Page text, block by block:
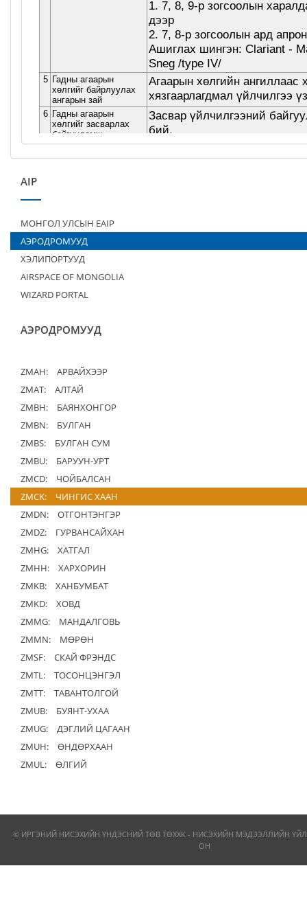
AIP
МОНГОЛ УЛСЫН EAIP
АЭРОДРОМУУД
ХЭЛИПОРТУУД
AIRSPACE OF MONGOLIA
WIZARD PORTAL
АЭРОДРОМУУД
ZMAH:
АРВАЙХЭЭР
ZMAT:
АЛТАЙ
ZMBH:
БАЯНХОНГОР
ZMBN:
БУЛГАН
ZMBS:
БУЛГАН СУМ
ZMBU:
БАРУУН-УРТ
ZMCD:
ЧОЙБАЛСАН
ZMCK:
ЧИНГИС ХААН
ZMDN:
ОТГОНТЭНГЭР
ZMDZ:
ГУРВАНСАЙХАН
ZMHG:
ХАТГАЛ
ZMHH:
ХАРХОРИН
ZMKB:
ХАНБУМБАТ
ZMKD:
ХОВД
ZMMG:
МАНДАЛГОВЬ
ZMMN:
МӨРӨН
ZMSF:
СКАЙ ФРЭНДС
ZMTL:
ТОСОНЦЭНГЭЛ
ZMTT:
ТАВАНТОЛГОЙ
ZMUB:
БУЯНТ-УХАА
ZMUG:
ДЭГЛИЙ ЦАГААН
ZMUH:
ӨНДӨРХААН
ZMUL:
ӨЛГИЙ
© ИРГЭНИЙ НИСЭХИЙН ҮНДЭСНИЙ ТӨВ ТӨХХК - НИСЭХИЙН МЭДЭЭЛЛИЙН
ОН